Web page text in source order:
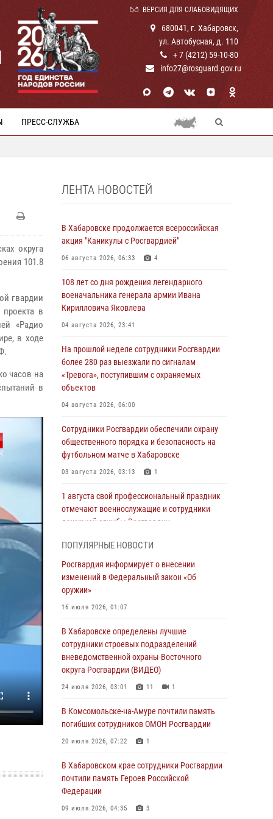
ВЕРСИЯ ДЛЯ СЛАБОВИДЯЩИХ
680041, г. Хабаровск,
ул. Автобусная, д. 110
+ 7 (4212) 59-10-80
info27@rosguard.gov.ru
ПРЕСС-СЛУЖБА
округа
101.8
гвардии
в
«Радио
в ходе
часов на
в
ЛЕНТА НОВОСТЕЙ
В Хабаровске продолжается всероссийская
акция "Каникулы с Росгвардией"
06 августа 2026, 06:33 4
108 лет со дня рождения легендарного
военачальника генерала армии Ивана
Кирилловича Яковлева
04 августа 2026, 23:41
На прошлой неделе сотрудники Росгвардии
более 280 раз выезжали по сигналам
«Тревога», поступившим с охраняемых
объектов
04 августа 2026, 06:00
Сотрудники Росгвардии обеспечили охрану
общественного порядка и безопасность на
футбольном матче в Хабаровске
03 августа 2026, 03:13 1
1 августа свой профессиональный праздник
отмечают военнослужащие и сотрудники
дежурной службы Росгвардии
День образования тыловых подразделений
Росгвардии
01 августа 2026, 00:00
краю состоялось информирование личного
состава по вопросам реализации
избирательного права
31 июля 2026, 03:26
оказали помощь женщине, потерявшей
сознание во время массового мероприятия
29 июля 2026, 23:24 2
В Хабаровске продолжается акция
«Каникулы с Росгвардией»
29 июля 2026, 02:51
ПОПУЛЯРНЫЕ НОВОСТИ
Росгвардия информирует о внесении
изменений в Федеральный закон «Об
оружии»
16 июля 2026, 01:07
В Хабаровске определены лучшие
сотрудники строевых подразделений
вневедомственной охраны Восточного
округа Росгвардии (ВИДЕО)
24 июля 2026, 03:01 11 1
В Комсомольске-на-Амуре почтили память
погибших сотрудников ОМОН Росгвардии
20 июля 2026, 07:22 1
В Хабаровском крае сотрудники Росгвардии
почтили память Героев Российской
Федерации
09 июля 2026, 04:35 3